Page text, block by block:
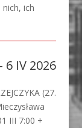
nich, ich
6 IV 2026
(27.
III 7:00 +